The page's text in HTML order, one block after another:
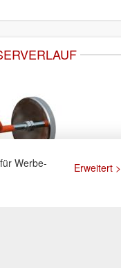
Werbe-
Erweitert >